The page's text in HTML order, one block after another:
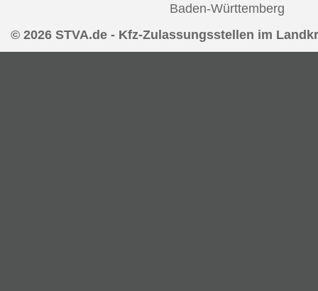
Baden-Württemberg
© 2026 STVA.de - Kfz-Zulassungsstellen im